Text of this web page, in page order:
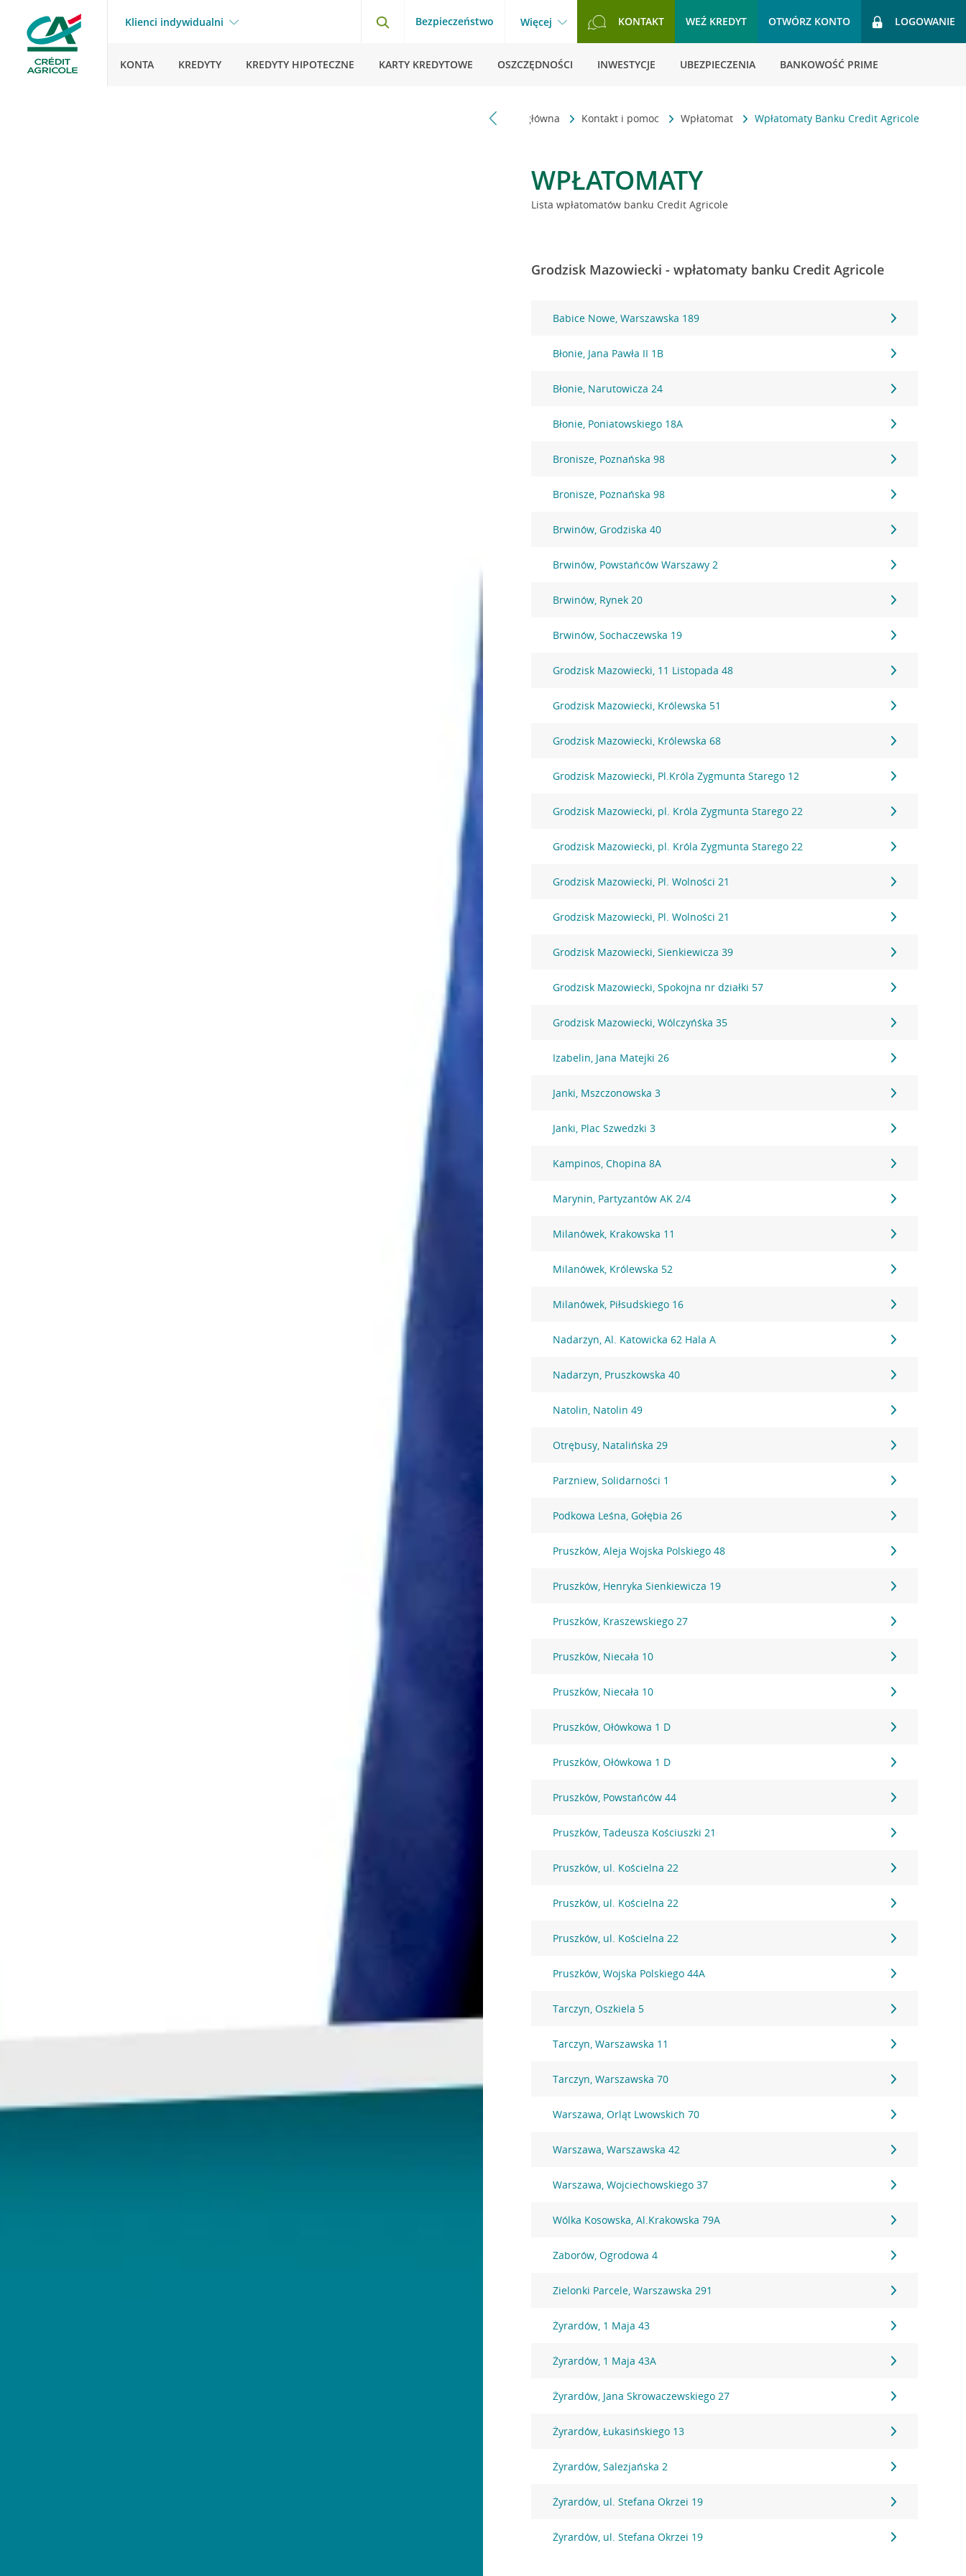
Klienci indywidualni Bezpieczeństwo Więcej KONTAKT WEŹ KREDYT OTWÓRZ KONTO LOGOWANIE
KONTA KREDYTY KREDYTY HIPOTECZNE KARTY KREDYTOWE OSZCZĘDNOŚCI INWESTYCJE UBEZPIECZENIA BANKOWOŚĆ PRIME
Strona główna Kontakt i pomoc Wpłatomat Wpłatomaty Banku Credit Agricole
WPŁATOMATY
Lista wpłatomatów banku Credit Agricole
Grodzisk Mazowiecki - wpłatomaty banku Credit Agricole
Babice Nowe, Warszawska 189
Błonie, Jana Pawła II 1B
Błonie, Narutowicza 24
Błonie, Poniatowskiego 18A
Bronisze, Poznańska 98
Bronisze, Poznańska 98
Brwinów, Grodziska 40
Brwinów, Powstańców Warszawy 2
Brwinów, Rynek 20
Brwinów, Sochaczewska 19
Grodzisk Mazowiecki, 11 Listopada 48
Grodzisk Mazowiecki, Królewska 51
Grodzisk Mazowiecki, Królewska 68
Grodzisk Mazowiecki, Pl.Króla Zygmunta Starego 12
Grodzisk Mazowiecki, pl. Króla Zygmunta Starego 22
Grodzisk Mazowiecki, pl. Króla Zygmunta Starego 22
Grodzisk Mazowiecki, Pl. Wolności 21
Grodzisk Mazowiecki, Pl. Wolności 21
Grodzisk Mazowiecki, Sienkiewicza 39
Grodzisk Mazowiecki, Spokojna nr działki 57
Grodzisk Mazowiecki, Wólczyńśka 35
Izabelin, Jana Matejki 26
Janki, Mszczonowska 3
Janki, Plac Szwedzki 3
Kampinos, Chopina 8A
Marynin, Partyzantów AK 2/4
Milanówek, Krakowska 11
Milanówek, Królewska 52
Milanówek, Piłsudskiego 16
Nadarzyn, Al. Katowicka 62 Hala A
Nadarzyn, Pruszkowska 40
Natolin, Natolin 49
Otrębusy, Natalińska 29
Parzniew, Solidarności 1
Podkowa Leśna, Gołębia 26
Pruszków, Aleja Wojska Polskiego 48
Pruszków, Henryka Sienkiewicza 19
Pruszków, Kraszewskiego 27
Pruszków, Niecała 10
Pruszków, Niecała 10
Pruszków, Ołówkowa 1 D
Pruszków, Ołówkowa 1 D
Pruszków, Powstańców 44
Pruszków, Tadeusza Kościuszki 21
Pruszków, ul. Kościelna 22
Pruszków, ul. Kościelna 22
Pruszków, ul. Kościelna 22
Pruszków, Wojska Polskiego 44A
Tarczyn, Oszkiela 5
Tarczyn, Warszawska 11
Tarczyn, Warszawska 70
Warszawa, Orląt Lwowskich 70
Warszawa, Warszawska 42
Warszawa, Wojciechowskiego 37
Wólka Kosowska, Al.Krakowska 79A
Zaborów, Ogrodowa 4
Zielonki Parcele, Warszawska 291
Żyrardów, 1 Maja 43
Żyrardów, 1 Maja 43A
Żyrardów, Jana Skrowaczewskiego 27
Żyrardów, Łukasińskiego 13
Żyrardów, Salezjańska 2
Żyrardów, ul. Stefana Okrzei 19
Żyrardów, ul. Stefana Okrzei 19